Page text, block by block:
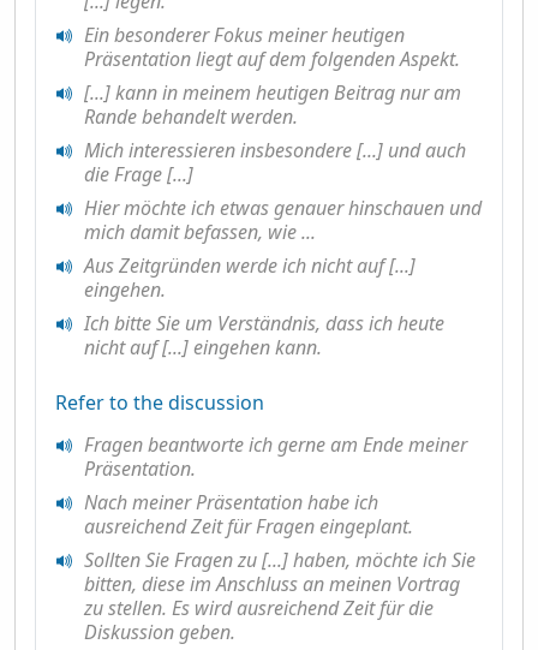
Ein besonderer Fokus meiner heutigen
Präsentation liegt auf dem folgenden Aspekt.
[...] kann in meinem heutigen Beitrag nur am
Rande behandelt werden.
Mich interessieren insbesondere [...] und auch
die Frage [...]
Hier möchte ich etwas genauer hinschauen und
mich damit befassen, wie ...
Aus Zeitgründen werde ich nicht auf [...]
eingehen.
Ich bitte Sie um Verständnis, dass ich heute
nicht auf [...] eingehen kann.
Refer to the discussion
Fragen beantworte ich gerne am Ende meiner
Präsentation.
Nach meiner Präsentation habe ich
ausreichend Zeit für Fragen eingeplant.
Sollten Sie Fragen zu [...] haben, möchte ich Sie
bitten, diese im Anschluss an meinen Vortrag
zu stellen. Es wird ausreichend Zeit für die
Diskussion geben.